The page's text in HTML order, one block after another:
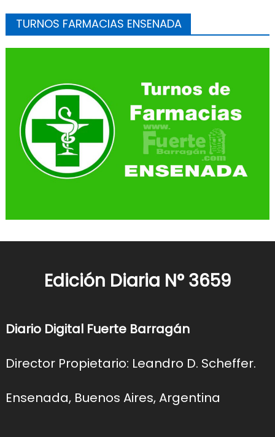
TURNOS FARMACIAS ENSENADA
Edición Diaria N° 3659
Diario Digital Fuerte Barragán
Director Propietario: Leandro D. Scheffer.
Ensenada, Buenos Aires, Argentina